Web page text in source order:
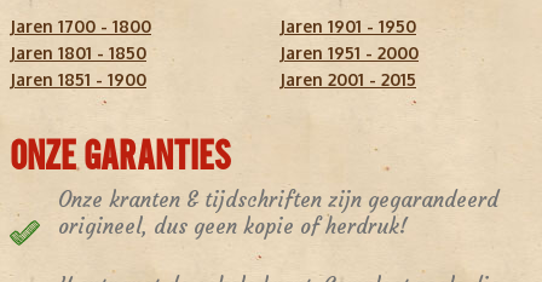
Jaren 1700 - 1800
Jaren 1801 - 1850
Jaren 1851 - 1900
Jaren 1901 - 1950
Jaren 1951 - 2000
Jaren 2001 - 2015
ONZE GARANTIES
Onze kranten & tijdschriften zijn gegarandeerd
origineel, dus geen kopie of herdruk!